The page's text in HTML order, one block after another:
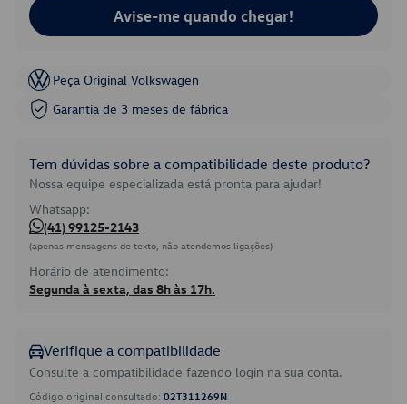
Avise-me quando chegar!
Peça Original Volkswagen
Garantia de 3 meses de fábrica
Tem dúvidas sobre a compatibilidade deste produto?
Nossa equipe especializada está pronta para ajudar!
Whatsapp:
(41) 99125-2143
(apenas mensagens de texto, não atendemos ligações)
Horário de atendimento:
Segunda à sexta, das 8h às 17h.
Verifique a compatibilidade
Consulte a compatibilidade fazendo login na sua conta.
Código original consultado: 02T311269N